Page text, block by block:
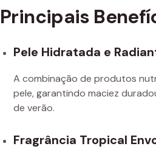
Principais
Pele Hidratada e
A combinação de produtos
pele, garantindo maciez
de verão.
Fragrância Tropical